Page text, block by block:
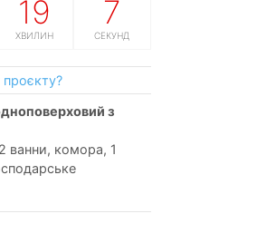
19
ХВИЛИН
6
СЕКУНД
ванни, комора, 1